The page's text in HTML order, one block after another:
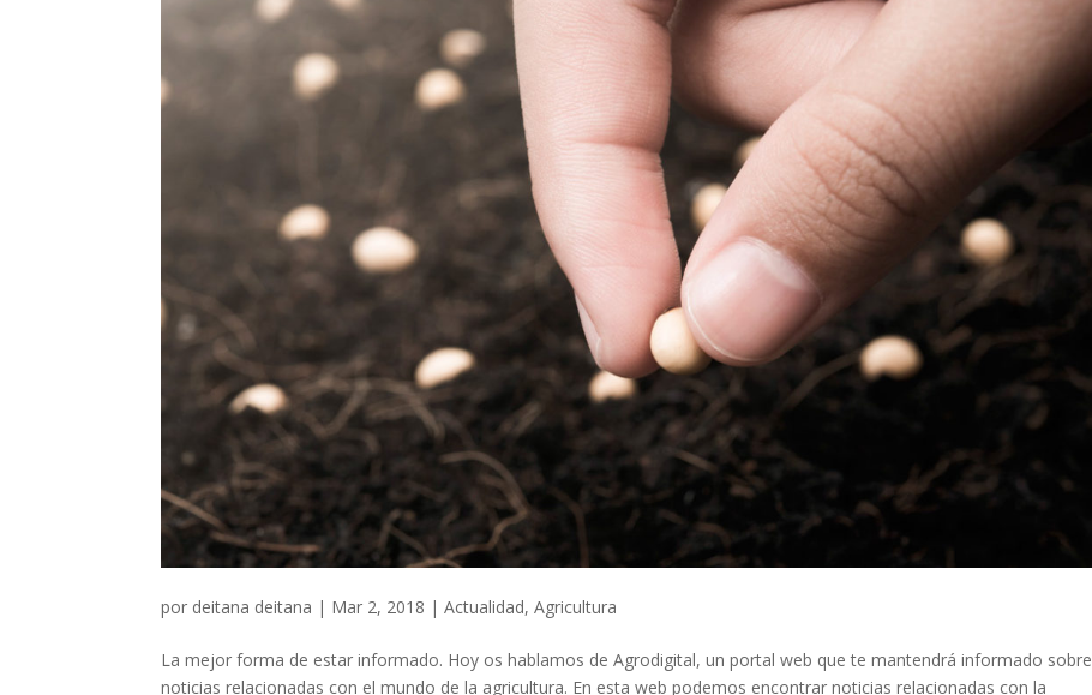
por deitana deitana | Mar 2, 2018 |Actualidad,Agricultura
La mejor forma de estar informado. Hoy os hablamos de Agrodigital, un portal web que te mantendrá informado sobre
noticias relacionadas con el mundo de la agricultura. En esta web podemos encontrar noticias relacionadas con la